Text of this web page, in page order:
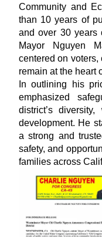
Community and
than 10 years of
and over 30 years
Mayor Nguyen
centered on
remain at the heart
In outlining his
emphasized
district’s
development. He
a strong and
safety, and
families across